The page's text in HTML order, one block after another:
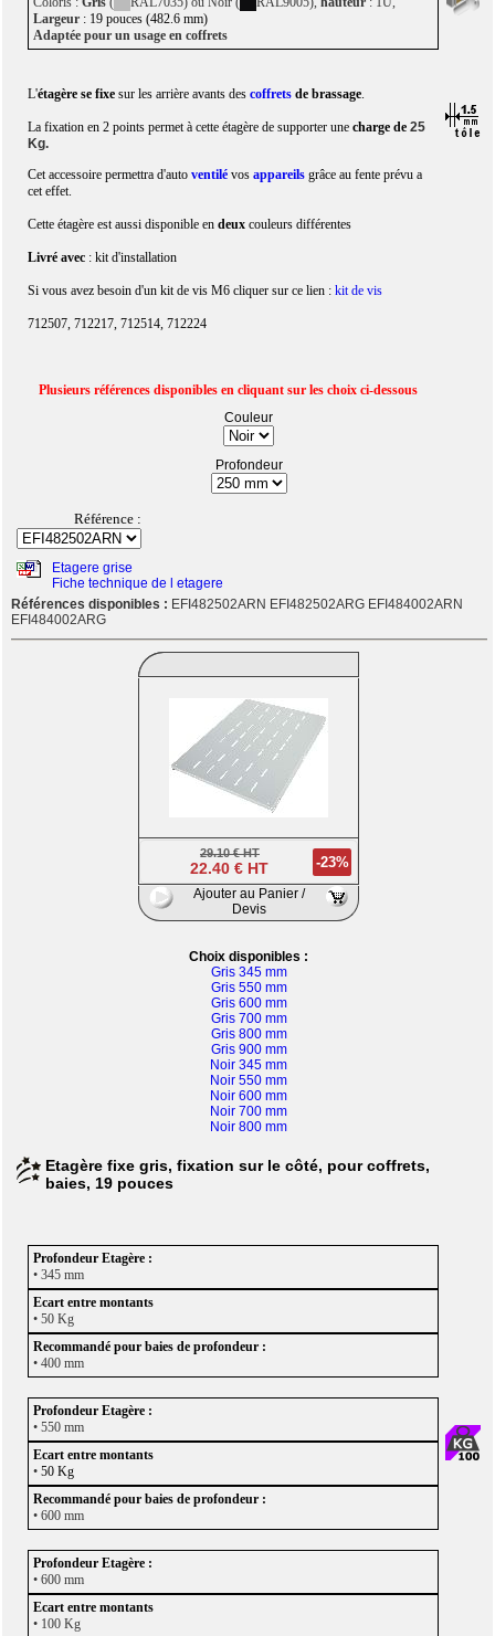
Largeur : 19 pouces (482.6 mm)
Adaptée pour un usage en coffrets
L'étagère se fixe sur les arrière avants descoffrets de brassage.
La fixation en 2 points permet à cette étagère de supporter unecharge de 25
Kg.
Cet accessoire permettra d'autoventilé vos appareilsgrâce au fente prévu a
cet effet.
Cette étagère est aussi disponible endeux couleurs différentes
Livré avec : kit d'installation
Si vous avez besoin d'un kit de vis M6 cliquer sur ce lien :kit de vis
712507, 712217, 712514, 712224
Plusieurs références disponibles en cliquant sur les choix ci-dessous
Couleur
Profondeur
Référence :
Etagere grise
Fiche technique de l etagere
Références disponibles : EFI482502ARN EFI482502ARG EFI484002ARN
EFI484002ARG
29.10 € HT
22.40 € HT -23%
Ajouter au Panier /
Devis
Choix disponibles :
Gris 345 mm
Gris 550 mm
Gris 600 mm
Gris 700 mm
Gris 800 mm
Gris 900 mm
Noir 345 mm
Noir 550 mm
Noir 600 mm
Noir 700 mm
Noir 800 mm
Etagère fixe gris, fixation sur le côté, pour coffrets,
baies, 19 pouces
• 345 mm
• 50 Kg
• 400 mm
• 550 mm
•50 Kg
• 600 mm
• 600 mm
• 100 Kg